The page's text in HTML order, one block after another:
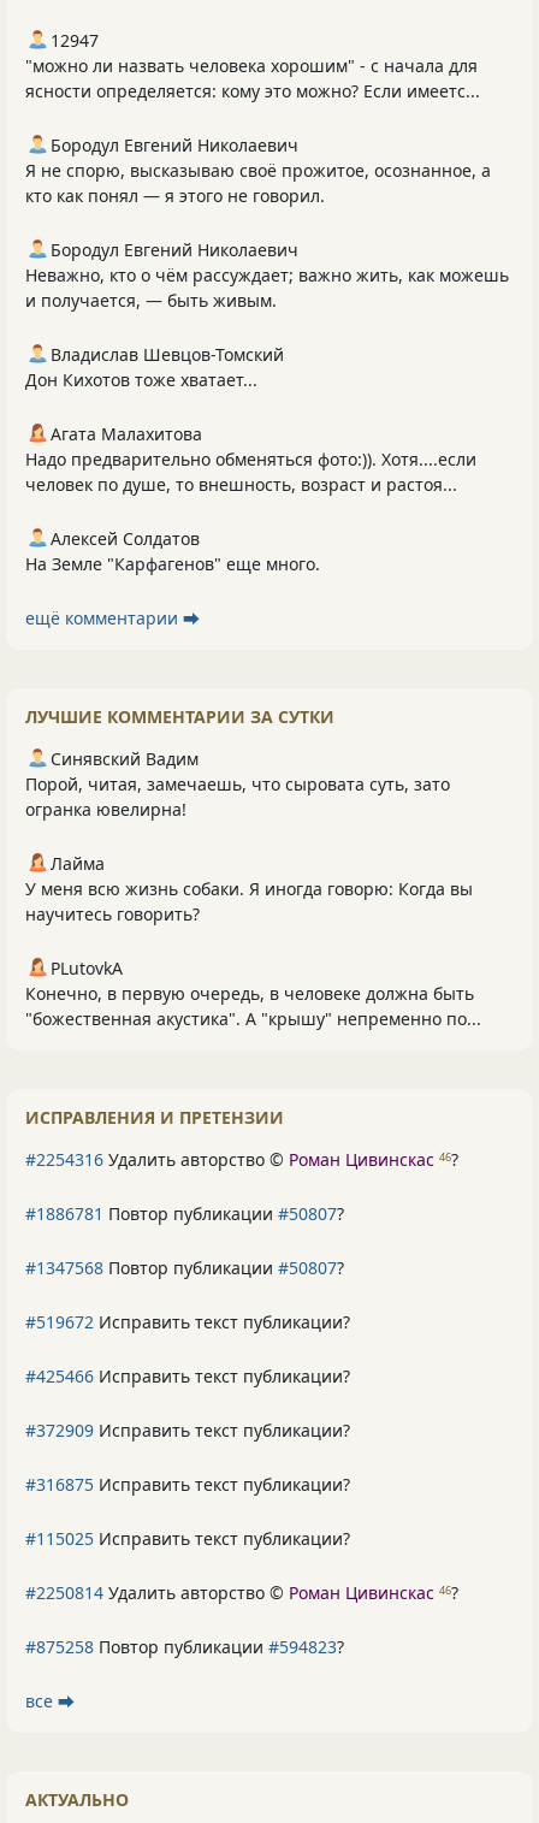
12947
"можно ли назвать человека хорошим" - с начала для
ясности определяется: кому это можно? Если имеетс...
Бородул Евгений Николаевич
Я не спорю, высказываю своё прожитое, осознанное, а
кто как понял — я этого не говорил.
Бородул Евгений Николаевич
Неважно, кто о чём рассуждает; важно жить, как можешь
и получается, — быть живым.
Владислав Шевцов-Томский
Дон Кихотов тоже хватает...
Агата Малахитова
Надо предварительно обменяться фото:)). Хотя....если
человек по душе, то внешность, возраст и растоя...
Алексей Солдатов
На Земле "Карфагенов" еще много.
ещё комментарии ⮕
ЛУЧШИЕ КОММЕНТАРИИ ЗА СУТКИ
Синявский Вадим
Порой, читая, замечаешь, что сыровата суть, зато
огранка ювелирна!
Лайма
У меня всю жизнь собаки. Я иногда говорю: Когда вы
научитесь говорить?
PLutоvkА
Конечно, в первую очередь, в человеке должна быть
"божественная акустика". А "крышу" непременно по...
ИСПРАВЛЕНИЯ И ПРЕТЕНЗИИ
#2254316 Удалить авторство © Роман Цивинскас 46?
#1886781 Повтор публикации #50807?
#1347568 Повтор публикации #50807?
#519672 Исправить текст публикации?
#425466 Исправить текст публикации?
#372909 Исправить текст публикации?
#316875 Исправить текст публикации?
#115025 Исправить текст публикации?
#2250814 Удалить авторство © Роман Цивинскас 46?
#875258 Повтор публикации #594823?
все ⮕
АКТУАЛЬНО